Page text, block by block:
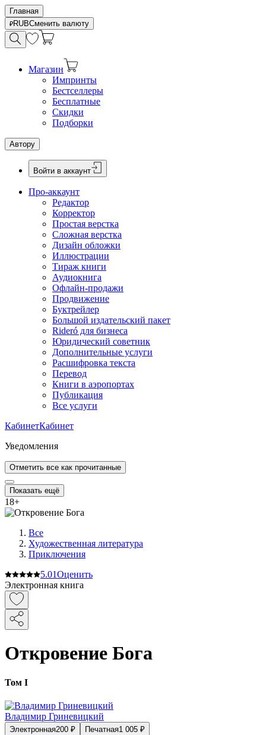
Главная
RUBСменить валюту
Магазин
Импринты
Бестселлеры
Бесплатные
Скидки
Подборки
Автору
Войти в аккаунт
Про-аккаунт
Редактор
Корректор
Простая верстка
Сложная верстка
Дизайн обложки
Иллюстрации
Тираж книги
Аудиокнига
Офлайн-продажи
Продвижение
Буктрейлер
Большой издательский пакет
Rideró для бизнеса
Юридический советник
Дополнительные услуги
Расшифровка текста
Перевод
Книги в аэропортах
Публикация
Все услуги
КабинетКабинет
Уведомления
Отметить все как прочитанные
Показать ещё
18+
Все
Художественная литература
Приключения
5.01Оценить
Электронная книга
Откровение Бога
Том I
Владимир Гриневицкий
Электронная200 ₽ Печатная1 005 ₽